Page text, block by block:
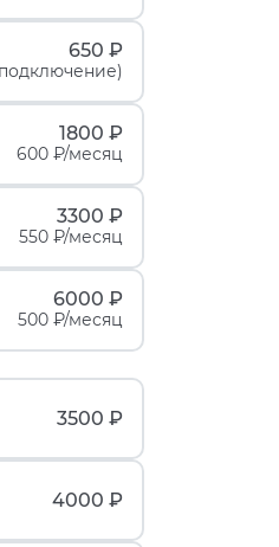
650 ₽
1800 ₽
600 ₽/месяц
3300 ₽
550 ₽/месяц
6000 ₽
500 ₽/месяц
3500 ₽
4000 ₽